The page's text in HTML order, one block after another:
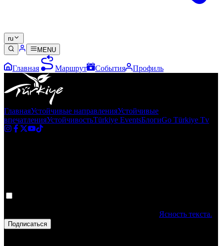
ru
MENU
Главная Маршрут События Профиль
ГлавнаяУстойчивые направленияУстойчивые
впечатленияУстойчивостьTürkiye EventsБлогиGo Türkiye Tv
Ясность текста.
Подписаться